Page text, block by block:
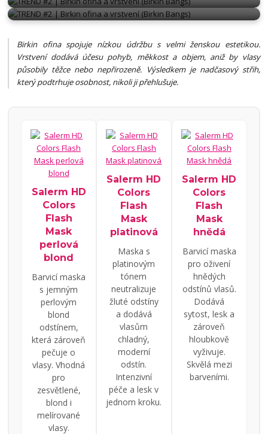
Birkin ofina spojuje nízkou údržbu s velmi ženskou estetikou.
Vrstvení dodává účesu pohyb, měkkost a objem, aniž by vlasy
působily těžce nebo nepřirozeně. Výsledkem je nadčasový střih,
který podtrhuje osobnost, nikoli ji přehlušuje.
Salerm HD
Colors
Flash
Mask
perlová
blond
Barvicí maska
s jemným
perlovým
blond
odstínem,
která zároveň
pečuje o
vlasy. Vhodná
pro
zesvětlené,
blond i
melírované
vlasy.
Salerm HD
Colors
Flash
Mask
platinová
Maska s
platinovým
tónem
neutralizuje
žluté odstíny
a dodává
vlasům
chladný,
moderní
odstín.
Intenzivní
péče a lesk v
jednom kroku.
Salerm HD
Colors
Flash
Mask
hnědá
Barvicí maska
pro oživení
hnědých
odstínů vlasů.
Dodává
sytost, lesk a
zároveň
hloubkově
vyživuje.
Skvělá mezi
barveními.